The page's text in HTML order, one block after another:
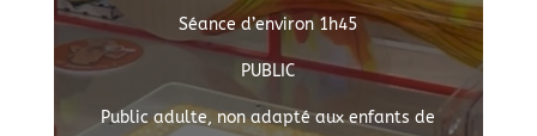
Séance d’environ 1h45
PUBLIC
Public adulte, non adapté aux enfants de